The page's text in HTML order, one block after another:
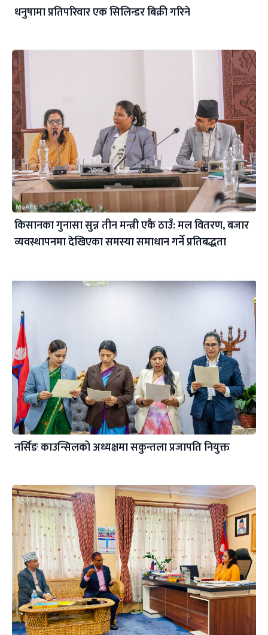
धनुषामा प्रतिपरिवार एक सिलिन्डर बिक्री गरिने
किसानका गुनासा सुन्न तीन मन्त्री एकै ठाउँ: मल वितरण, बजार
व्यवस्थापनमा देखिएका समस्या समाधान गर्ने प्रतिबद्धता
नर्सिङ काउन्सिलको अध्यक्षमा सकुन्तला प्रजापति नियुक्त